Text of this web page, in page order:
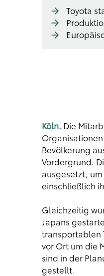
Toyota
Köln. Die
Bevölkerung
Vordergrund.
ausgesetzt,
einschließlich
Gleichzeitig
Japans
transportablen
vor Ort um die
sind in der
gestellt.